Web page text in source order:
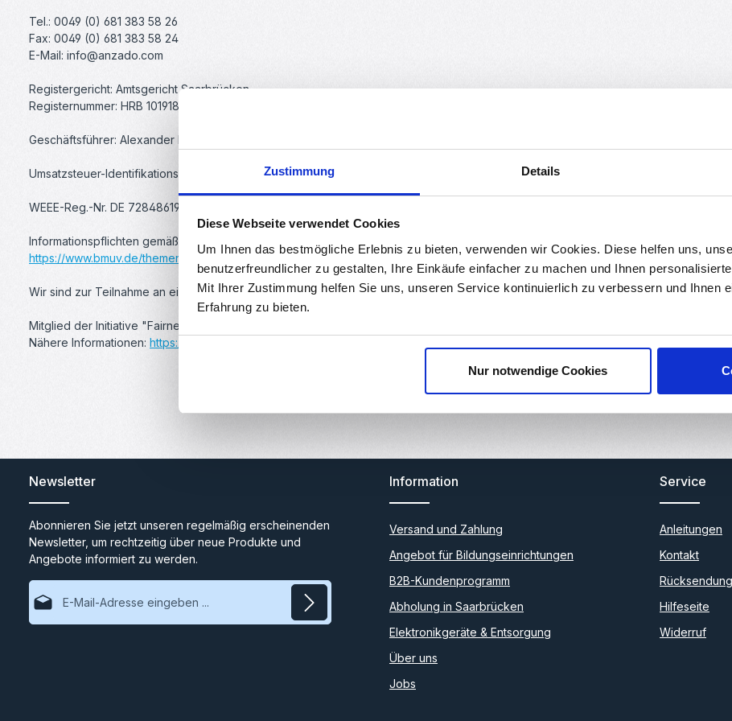
Zustimmung Details
Diese Webseite verwendet Cookies
Um Ihnen das bestmögliche Erlebnis zu bieten, verwenden wir Cookies. Diese helfen uns,
benutzerfreundlicher zu gestalten, Ihre Einkäufe einfacher zu machen und Ihnen
Mit Ihrer Zustimmung helfen Sie uns, unseren Service kontinuierlich zu verbessern und Ihnen
Erfahrung zu bieten.
Nur notwendige Cookies
Tel.: 0049 (0) 681 383 58 26
Fax: 0049 (0) 681 383 58 24
E-Mail: info@anzado.com
Registergericht: Amtsgericht Saarbrücken
Registernummer: HRB 101918
Geschäftsführer: Alexander Beck, Jürgen Schmidt
Umsatzsteuer-Identifikationsnummer: DE 29 68 20 829
WEEE-Reg.-Nr. DE 72848619
Informationspflichten gemäß §18 Abs. 4 Satz 3 ElektroG:
https://www.bmuv.de/themen/wasser-ressourcen-abfall/kreislaufwirtschaft/statistiken/elektro-und-elektronikaltgeraete
Wir sind zur Teilnahme an einem Streitbeilegungsverfahren vor einer Verbraucherschlichtungsstelle weder verpflichtet noch bereit.
Mitglied der Initiative "Fairness im Handel".
Nähere Informationen: https://www.fairness-im-handel.de
Newsletter
Abonnieren Sie jetzt unseren regelmäßig erscheinenden
Newsletter, um rechtzeitig über neue Produkte und
Angebote informiert zu werden.
E-Mail-Adresse*
Information
Versand und Zahlung
Angebot für Bildungseinrichtungen
B2B-Kundenprogramm
Abholung in Saarbrücken
Elektronikgeräte & Entsorgung
Über uns
Jobs
Service
Anleitungen
Kontakt
Hilfeseite
Widerruf